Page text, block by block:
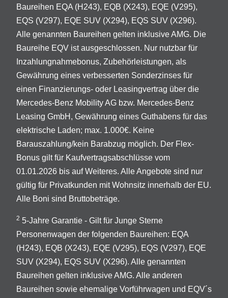
Baureihen EQA (H243), EQB (X243), EQE (V295),
EQS (V297), EQE SUV (X294), EQS SUV (X296).
Alle genannten Baureihen gelten inklusive AMG. Die
Baureihe EQV ist ausgeschlossen. Nur nutzbar für
Inzahlungnahmebonus, Zubehörleistungen, als
Gewährung eines verbesserten Sonderzinses für
einen Finanzierungs- oder Leasingvertrag über die
Mercedes-Benz Mobility AG bzw. Mercedes-Benz
Leasing GmbH, Gewährung eines Guthabens für das
elektrische Laden; max. 1.000€. Keine
Barauszahlung/kein Barabzug möglich. Der Flex-
Bonus gilt für Kaufvertragsabschlüsse vom
01.01.2026 bis auf Weiteres. Alle Angebote sind nur
gültig für Privatkunden mit Wohnsitz innerhalb der EU.
Alle Boni sind Bruttobeträge.
2 5-Jahre Garantie - Gilt für Junge Sterne
Personenwagen der folgenden Baureihen: EQA
(H243), EQB (X243), EQE (V295), EQS (V297), EQE
SUV (X294), EQS SUV (X296). Alle genannten
Baureihen gelten inklusive AMG. Alle anderen
Baureihen sowie ehemalige Vorführwagen und EQV´s